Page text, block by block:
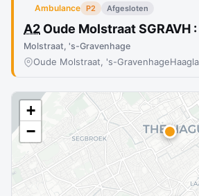
Ambulance P2 Afgesloten
A2 Oude Molstraat SGRAVH :
Molstraat, 's-Gravenhage
Oude Molstraat, 's-Gravenhage
+
−